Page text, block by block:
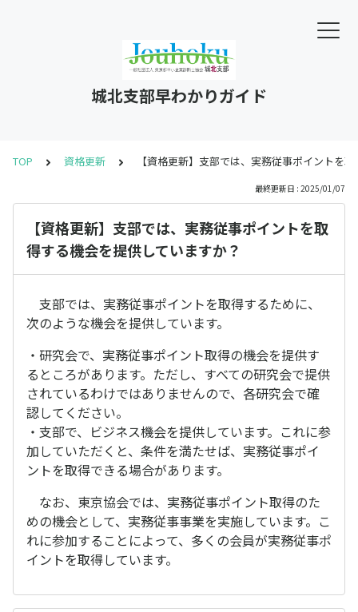
城北支部早わかりガイド
TOP 資格更新 【資格更新】支部では、実務従事ポイントを
最終更新日 : 2025/01/07
【資格更新】支部では、実務従事ポイントを取
得する機会を提供していますか？
支部では、実務従事ポイントを取得するために、
次のような機会を提供しています。
・研究会で、実務従事ポイント取得の機会を提供す
るところがあります。ただし、すべての研究会で提供
されているわけではありませんので、各研究会で確
認してください。
・支部で、ビジネス機会を提供しています。これに参
加していただくと、条件を満たせば、実務従事ポイ
ントを取得できる場合があります。
なお、東京協会では、実務従事ポイント取得のた
めの機会として、実務従事事業を実施しています。こ
れに参加することによって、多くの会員が実務従事ポ
イントを取得しています。